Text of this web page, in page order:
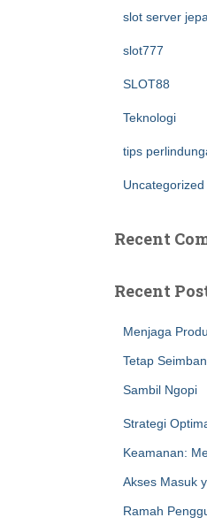
slot server
slot777
SLOT88
Teknologi
tips
Uncategorized
Recent
Recent
Menjaga
Tetap
Sambil Ngopi
Strategi
Keamanan:
Akses Masuk
Ramah